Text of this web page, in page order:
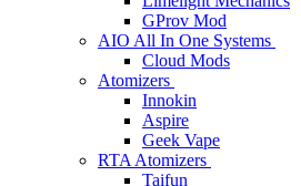
GProv Mod
AIO All In One Systems
Cloud Mods
Atomizers
Innokin
Aspire
Geek Vape
RTA Atomizers
Taifun